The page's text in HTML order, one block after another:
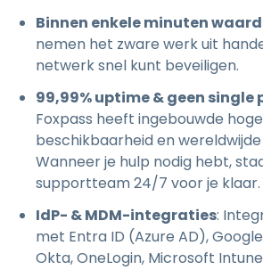
Binnen enkele minuten
nemen het zware werk uit
netwerk snel kunt beveiligen.
99,99% uptime & geen
Foxpass heeft ingebouwde hoge
beschikbaarheid en
Wanneer je hulp nodig hebt,
supportteam 24/7 voor je klaar.
IdP- & MDM-integraties:
met Entra ID (Azure AD),
Okta, OneLogin, Microsoft